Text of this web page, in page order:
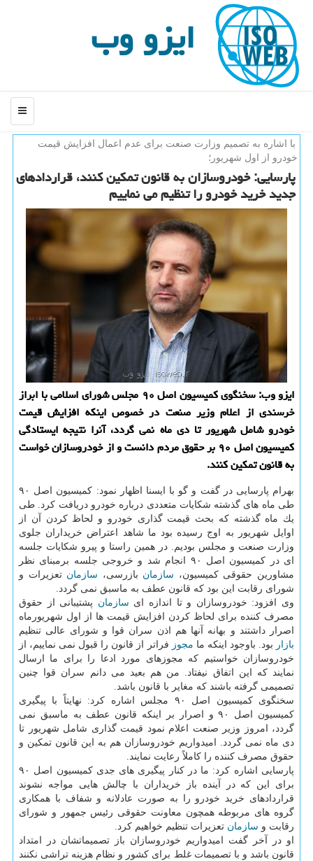
ایزو وب
منو
با اشاره به تصمیم وزارت صنعت برای عدم اعمال افزایش قیمت
خودرو از اول شهریور؛
پارسایی: خودروسازان به قانون تمكین كنند، قراردادهای
جدید خرید خودرو را تنظیم می نماییم
ایزو وب: سخنگوی كمیسیون اصل ۹۰ مجلس شورای اسلامی با ابراز
خرسندی از اعلام وزیر صنعت در خصوص اینكه افزایش قیمت
خودرو شامل شهریور تا دی ماه نمی گردد، آنرا نتیجه ایستادگی
كمیسیون اصل ۹۰ بر حقوق مردم دانست و از خودروسازان خواست
به قانون تمكین كنند.
بهرام پارسایی در گفت و گو با ایسنا اظهار نمود: كمیسیون اصل ۹۰
طی ماه های گذشته شكایات متعددی درباره خودرو دریافت كرد. طی
یك ماه گذشته كه بحث قیمت گذاری خودرو و لحاظ كردن آن از
اوایل شهریور به اوج رسیده بود ما شاهد اعتراض خریداران جلوی
وزارت صنعت و مجلس بودیم. در همین راستا و پیرو شكایات جلسه
ای در كمیسیون اصل ۹۰ انجام شد و خروجی جلسه برمبنای نظر
مشاورین حقوقی كمیسیون، سازمان بازرسی، سازمان تعزیرات و
شورای رقابت این بود كه قانون عطف به ماسبق نمی گردد.
وی افزود: خودروسازان و تا اندازه ای سازمان پشتیبانی از حقوق
مصرف كننده برای لحاظ كردن افزایش قیمت ها از اول شهریورماه
اصرار داشتند و بهانه آنها هم اذن سران قوا و شورای عالی تنظیم
بازار بود. باوجود اینكه ما مجوز فراتر از قانون را قبول نمی نماییم، از
خودروسازان خواستیم كه مجوزهای مورد ادعا را برای ما ارسال
نمایند كه این اتفاق نیفتاد. من هم بعید می دانم سران قوا چنین
تصمیمی گرفته باشند كه مغایر با قانون باشد.
سخنگوی كمیسیون اصل ۹۰ مجلس اشاره كرد: نهایتاً با پیگیری
كمیسیون اصل ۹۰ و اصرار بر اینكه قانون عطف به ماسبق نمی
گردد، امروز وزیر صنعت اعلام نمود قیمت گذاری شامل شهریور تا
دی ماه نمی گردد. امیدواریم خودروسازان هم به این قانون تمكین و
حقوق مصرف كننده را كاملاً رعایت نمایند.
پارسایی اشاره كرد: ما در كنار پیگیری های جدی كمیسیون اصل ۹۰
برای این كه در آینده باز خریداران با چالش هایی مواجه نشوند
قراردادهای خرید خودرو را به صورت عادلانه و شفاف با همكاری
گروه های مربوطه همچون معاونت حقوقی رئیس جمهور و شورای
رقابت و سازمان تعزیرات تنظیم خواهیم كرد.
او در آخر گفت امیدواریم خودروسازان باز تصمیماتشان در امتداد
قانون باشد و با تصمیمات غلط برای كشور و نظام هزینه تراشی نكنند